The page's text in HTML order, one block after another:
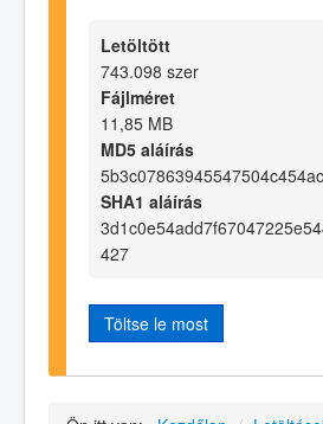
Letöltött
743.098 szer
Fájlméret
11,85 MB
MD5 aláírás
SHA1 aláírás
427
Töltse le most